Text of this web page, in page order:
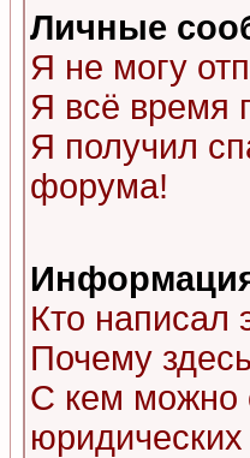
Личные
Я не могу
Я всё время
Я получил
форума!
Кто написал
Почему
С кем можно